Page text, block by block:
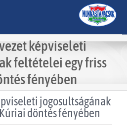
képviseleti
feltételei egy friss
fényében
jogosultságának
döntés fényében